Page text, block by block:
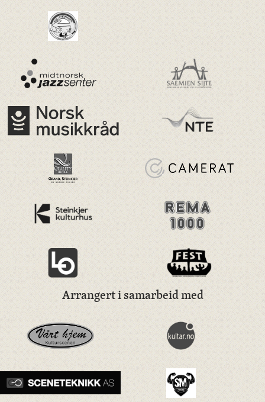
Arrangert i samarbeid med